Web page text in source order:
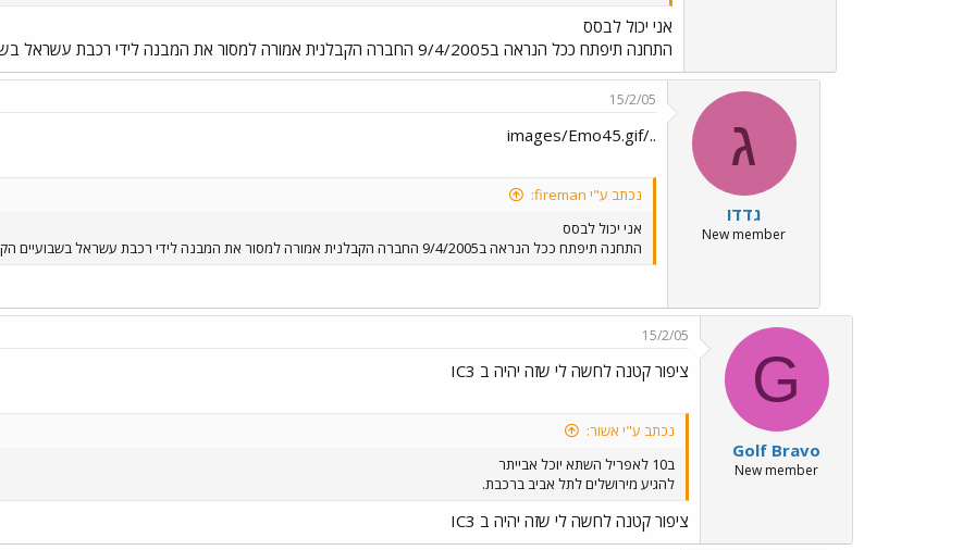
אני יכול לבסס
התחנה תיפתח ככל הנראה ב9/4/2005 החברה הקבלנית אמורה למסור את המבנה לידי רכבת עשראל בשבועיים הקרובים.
ג
גדדו
New member
15/2/05
../images/Emo45.gif
נכתב ע"י fireman:
אני יכול לבסס
התחנה תיפתח ככל הנראה ב9/4/2005 החברה הקבלנית אמורה למסור את המבנה לידי רכבת עשראל בשבועיים הקרובים.
G
Golf Bravo
New member
15/2/05
ציפור קטנה לחשה לי שזה יהיה ב IC3
נכתב ע"י אשור:
ב10 לאפריל השתא יוכל אבייתר
להגיע מירושלים לתל אביב ברכבת.
ציפור קטנה לחשה לי שזה יהיה ב IC3